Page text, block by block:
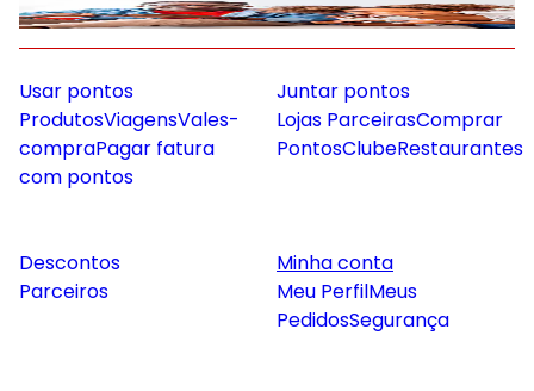
Diversão e Lazer
Usar pontos
ProdutosViagensVales-
compraPagar fatura
com pontos
Juntar pontos
Lojas ParceirasComprar
PontosClubeRestaurantes
Descontos
Parceiros
Minha conta
Meu PerfilMeus
PedidosSegurança